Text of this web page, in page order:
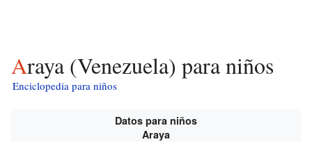
Araya (Venezuela) para niños
Enciclopedia para niños
Datos para niños
Araya